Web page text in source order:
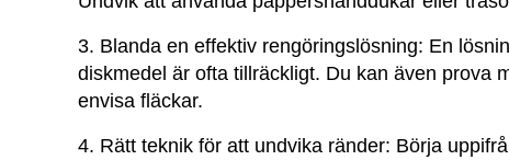
3. Blanda en effektiv rengöringslösning: En
diskmedel är ofta tillräckligt. Du kan även prova
envisa fläckar.
4. Rätt teknik för att undvika ränder: Börja